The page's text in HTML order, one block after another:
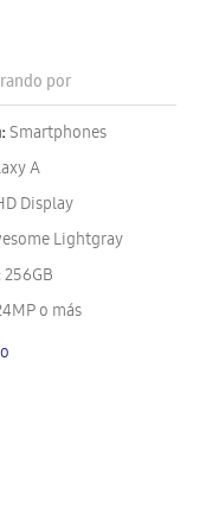
por
Smartphones
A
Display
Lightgray
256GB
o más